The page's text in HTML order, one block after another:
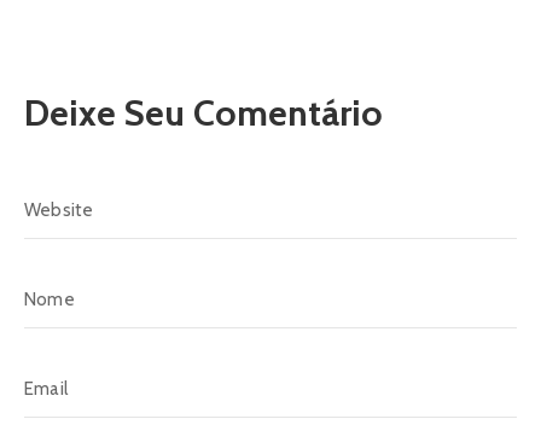
Deixe Seu Comentário